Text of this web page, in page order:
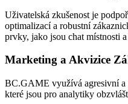
Uživatelská zkušenost je
optimalizací a robustní
prvky, jako jsou chat místnosti
Marketing a Akvizice
BC.GAME využívá agresivní a
které jsou pro analytiky